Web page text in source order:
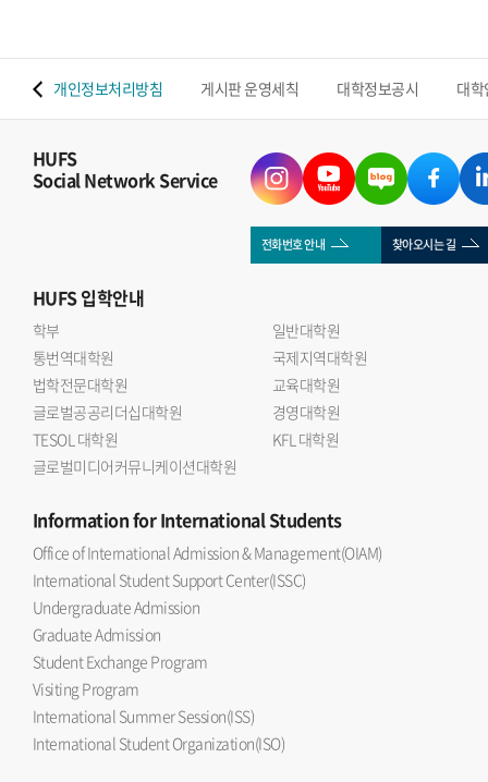
개인정보처리방침 게시판 운영세칙 대학정보공시 대
HUFS
Social Network Service
전화번호 안내 찾아오시는 길
HUFS입학안내
학부
일반대학원
통번역대학원
국제지역대학원
법학전문대학원
교육대학원
글로벌공공리더십대학원
경영대학원
TESOL 대학원
KFL 대학원
글로벌미디어커뮤니케이션대학원
Informationfor International Students
Office of International Admission & Management(OIAM)
International Student Support Center(ISSC)
Undergraduate Admission
Graduate Admission
Student Exchange Program
Visiting Program
International Summer Session(ISS)
International Student Organization(ISO)